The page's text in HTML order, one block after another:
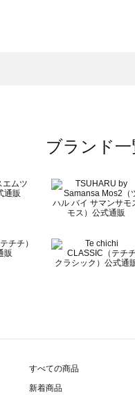
ーズ一覧
ブランド一
すべての商品
新着商品